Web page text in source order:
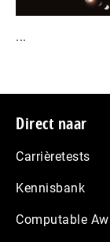
...
Footer
Direct naar
Carrièretests
Kennisbank
Computable